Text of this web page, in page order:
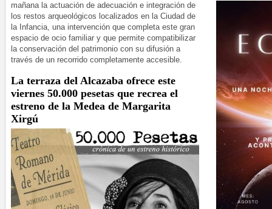
mañana la actuación de adecuación e integración de
los restos arqueológicos localizados en la Ciudad de
la Infancia, una intervención que completa este gran
espacio de ocio familiar y que permite compatibilizar
la conservación del patrimonio con su difusión a
través de un recorrido completamente accesible.
La terraza del Alcazaba ofrece este
viernes 50.000 pesetas que recrea el
estreno de la Medea de Margarita
Xirgú